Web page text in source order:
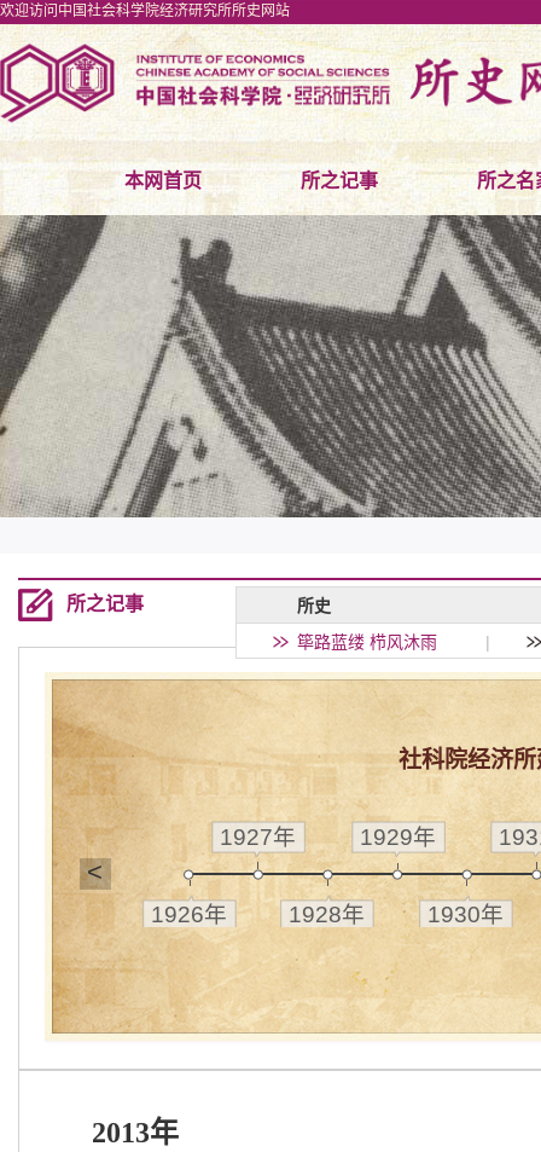
欢迎访问中国社会科学院经济研究所所史网站
本网首页 所之记事 所之名
所之记事
所史
筚路蓝缕 栉风沐雨
|
社科院经济
1926年
1927年
1928年
1929年
1930年
<
2013年